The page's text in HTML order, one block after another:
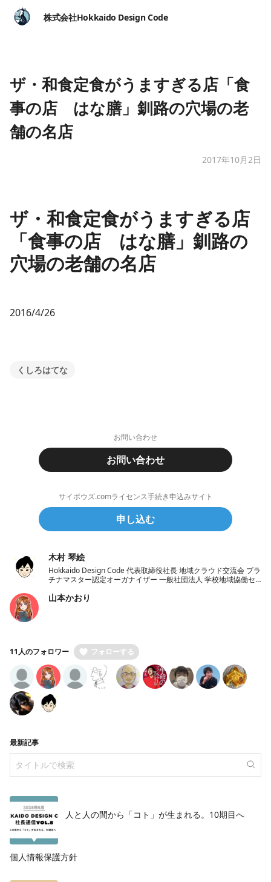
株式会社Hokkaido Design Code
ザ・和食定食がうますぎる店「食
事の店 はな膳」釧路の穴場の老
舗の名店
2017年10月2日
ザ・和食定食がうますぎる店
「食事の店 はな膳」釧路の
穴場の老舗の名店
2016/4/26
くしろはてな
お問い合わせ
お問い合わせ
サイボウズ.comライセンス手続き申込みサイト
申し込む
木村 琴絵
Hokkaido Design Code 代表取締役社長 地域クラウド交流会 プラ
チナマスター認定オーガナイザー 一般社団法人 学校地域恊働セ
山本かおり
11人のフォロワー フォローする
最新記事
人と人の間から「コト」が生まれる。10期目へ
個人情報保護方針